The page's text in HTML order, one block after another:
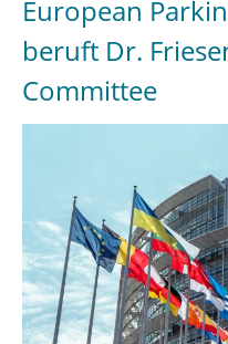
European
beruft Dr.
Committee